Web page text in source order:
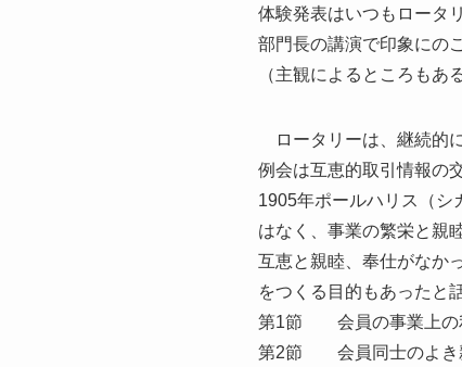
体験発表はいつもロータ
部門長の講演で印象にの
（主観によるところもあ
ロータリーは、継続的
例会は互恵的取引情報の
1905年ポールハリス（
はなく、事業の繁栄と親
互恵と親睦、奉仕がなか
をつくる目的もあったと
第1節 会員の事業上の
第2節 会員同士のよき